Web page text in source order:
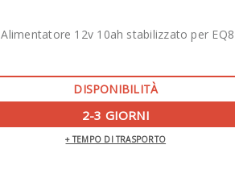
Alimentatore 12v 10ah stabilizzato per EQ8
DISPONIBILITÀ
2-3 GIORNI
+ TEMPO DI TRASPORTO